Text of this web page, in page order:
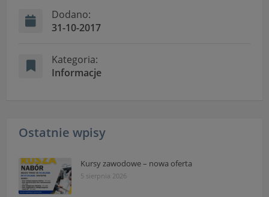
Dodano:
31-10-2017
Kategoria:
Informacje
Ostatnie wpisy
Kursy zawodowe – nowa oferta
5 sierpnia 2026